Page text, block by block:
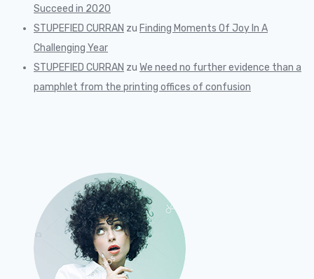
Succeed in 2020
STUPEFIED CURRAN zu Finding Moments Of Joy In A
Challenging Year
STUPEFIED CURRAN zu We need no further evidence than a
pamphlet from the printing offices of confusion